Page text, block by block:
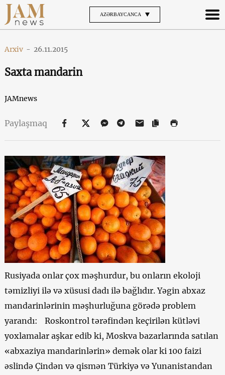
AZƏRBAYCANCA
Arxiv - 26.11.2015
Saxta mandarin
JAMnews
Paylaşmaq
Rusiyada onlar çox məşhurdur, bu onların ekoloji
təmizliyi ilə və xüsusi dadı ilə bağlıdır. Yəgin abxaz
mandarinlərinin məşhurluğuna görədə problem
yarandı: Roskontrol tərəfindən keçirilən kütləvi
yoxlamalar aşkar edib ki, Moskva bazarlarında satılan
«abxaziya mandarinlərin» demək olar ki 100 faizi
əslində Çindən və qismən Türkiyə və Yunanistandan